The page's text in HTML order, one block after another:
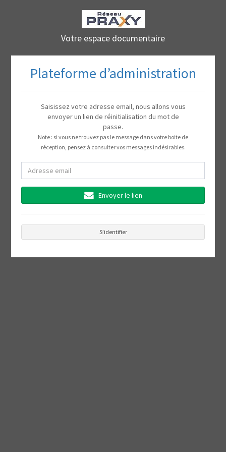
Votre espace documentaire
Plateforme d’administration
Saisissez votre adresse email, nous allons vous
envoyer un lien de réinitialisation du mot de
passe.
Note : si vous ne trouvez pas le message dans votre boite de
réception, pensez à consulter vos messages indésirables.
Adresse
email
Envoyer le lien
S’identifier